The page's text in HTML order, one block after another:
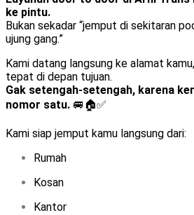
ke pintu.
Bukan sekadar “jemput di sekitaran
ujung gang.”
Kami datang langsung ke alamat
tepat di depan tujuan.
Gak setengah-setengah, karena
nomor satu. 🚐🏠✅
Kami siap jemput kamu langsung dari:
Rumah
Kosan
Kantor